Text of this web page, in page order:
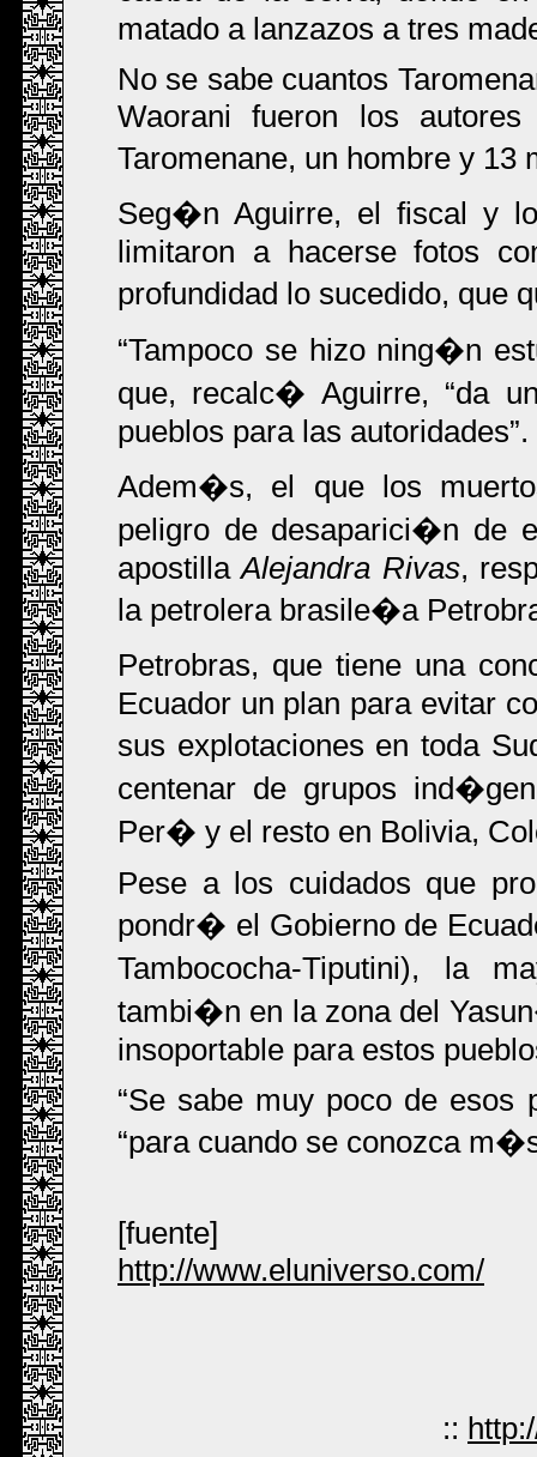
matado a lanzazos a tres
No se sabe cuantos
Waorani fueron los
Taromenane, un hombre y
Seg�n Aguirre, el fiscal y
limitaron a hacerse fotos
profundidad lo sucedido, que
Tampoco se hizo ning�n
que, recalc� Aguirre,
da
pueblos para las autoridades .
Adem�s, el que los
peligro de desaparici�n de
apostillaAlejandra Rivas,
la petrolera brasile�a
Petrobras, que tiene una
Ecuador un plan para evitar
sus explotaciones en toda
centenar de grupos
Per� y el resto en Bolivia,
Pese a los cuidados que
pondr� el Gobierno de
Tambococha-Tiputini), la
tambi�n en la zona del
insoportable para estos
Se sabe muy poco de esos
para cuando se conozca
[fuente]
http://www.eluniverso.com/
::